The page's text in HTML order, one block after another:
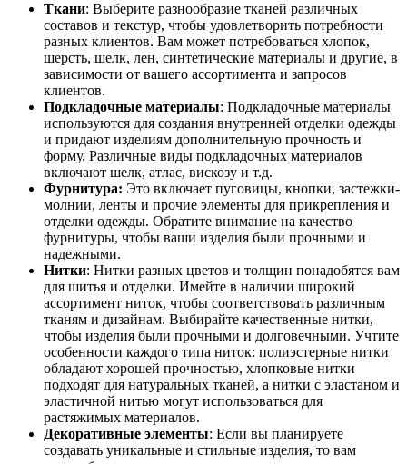
Ткани: Выберите разнообразие тканей различных
составов и текстур, чтобы удовлетворить потребности
разных клиентов. Вам может потребоваться хлопок,
шерсть, шелк, лен, синтетические материалы и другие, в
зависимости от вашего ассортимента и запросов
клиентов.
Подкладочные материалы: Подкладочные материалы
используются для создания внутренней отделки одежды
и придают изделиям дополнительную прочность и
форму. Различные виды подкладочных материалов
включают шелк, атлас, вискозу и т.д.
Фурнитура: Это включает пуговицы, кнопки, застежки-
молнии, ленты и прочие элементы для прикрепления и
отделки одежды. Обратите внимание на качество
фурнитуры, чтобы ваши изделия были прочными и
надежными.
Нитки: Нитки разных цветов и толщин понадобятся вам
для шитья и отделки. Имейте в наличии широкий
ассортимент ниток, чтобы соответствовать различным
тканям и дизайнам. Выбирайте качественные нитки,
чтобы изделия были прочными и долговечными. Учтите
особенности каждого типа ниток: полиэстерные нитки
обладают хорошей прочностью, хлопковые нитки
подходят для натуральных тканей, а нитки с эластаном и
эластичной нитью могут использоваться для
растяжимых материалов.
Декоративные элементы: Если вы планируете
создавать уникальные и стильные изделия, то вам